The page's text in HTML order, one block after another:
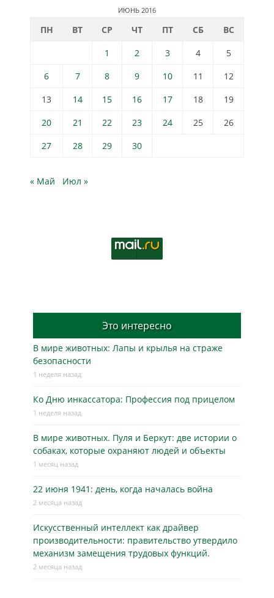
ИЮНЬ 2016
ПН ВТ СР ЧТ ПТ СБ
ВС
1
2 3 4
5
6
7 8 9 10 11
12
13
14 15 16 17 18
19
20
21 22 23 24 25
26
27
28 29 30
« Май Июл »
Это интересно
В мире животных: Лапы и крылья на страже
безопасности
1 неделя назад
Ко Дню инкассатора: Профессия под прицелом
1 неделя назад
В мире животных. Пуля и Беркут: две истории о
собаках, которые охраняют людей и объекты
1 месяц назад
22 июня 1941: день, когда началась война
2 месяца назад
Искусственный интеллект как драйвер
производительности: правительство утвердило
механизм замещения трудовых функций.
2 месяца назад